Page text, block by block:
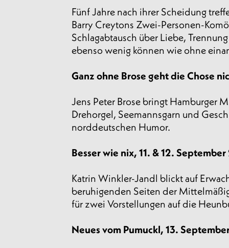
Fünf Jahre nach ihrer Scheidung
Barry Creytons Zwei-Personen-
Schlagabtausch über Liebe,
ebenso wenig können wie ohne
Ganz ohne Brose geht die Chose
Jens Peter Brose bringt Hamburger
Drehorgel, Seemannsgarn und
norddeutschen Humor.
Besser wie nix, 11. & 12.
Katrin Winkler-Jandl blickt auf
beruhigenden Seiten der
für zwei Vorstellungen auf die
Neues vom Pumuckl, 13.